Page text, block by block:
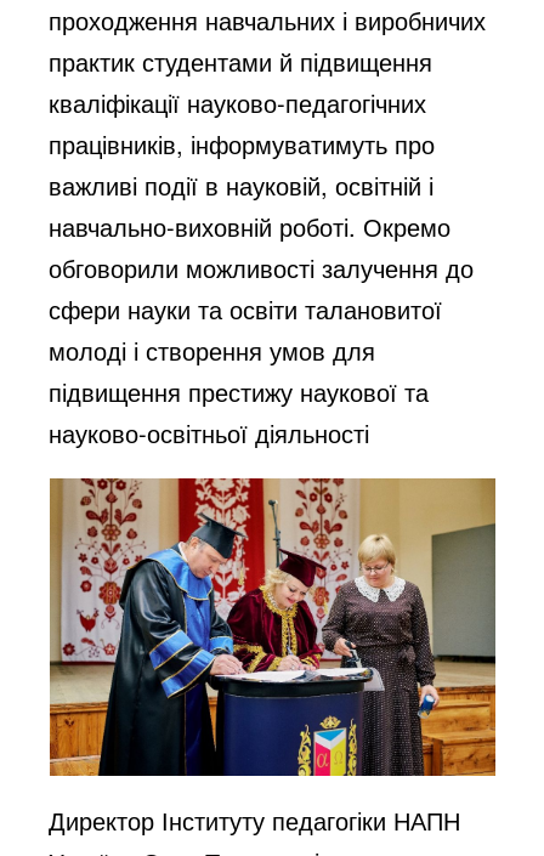
проходження навчальних і виробничих
практик студентами й підвищення
кваліфікації науково-педагогічних
працівників, інформуватимуть про
важливі події в науковій, освітній і
навчально-виховній роботі. Окремо
обговорили можливості залучення до
сфери науки та освіти талановитої
молоді і створення умов для
підвищення престижу наукової та
науково-освітньої діяльності
Директор Інституту педагогіки НАПН